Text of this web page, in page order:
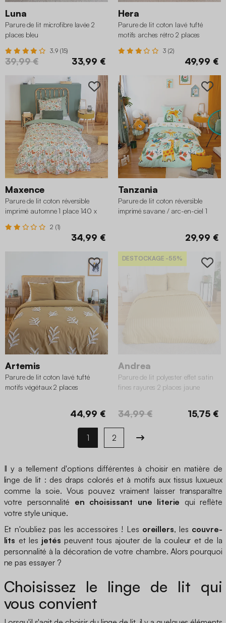
Luna
Parure de lit microfibre lavée 2
places bleu
3.9 (15)
39,99 € 33,99 €
Hera
Parure de lit coton lavé tufté
motifs arches rétro 2 places
3 (2)
49,99 €
Maxence
Parure de lit coton réversible
imprimé automne 1 place 140 x
2 (1)
34,99 €
Tanzania
Parure de lit coton réversible
imprimé savane / arc-en-ciel 1
29,99 €
Artemis
Parure de lit coton lavé tufté
motifs végétaux 2 places
44,99 €
DESTOCKAGE -55%
Andrea
Parure de lit polyester effet satin
fines rayures 2 places jaune
34,99 € 15,75 €
1 2
Il y a tellement d'options différentes à choisir en matière de
linge de lit : des draps colorés et à motifs aux tissus luxueux
comme la soie. Vous pouvez vraiment laisser transparaître
votre personnalité en choisissant une literie qui reflète
votre style unique.
Et n'oubliez pas les accessoires ! Les oreillers, les couvre-
lits et les jetés peuvent tous ajouter de la couleur et de la
personnalité à la décoration de votre chambre. Alors pourquoi
ne pas essayer ?
Choisissez le linge de lit qui
vous convient